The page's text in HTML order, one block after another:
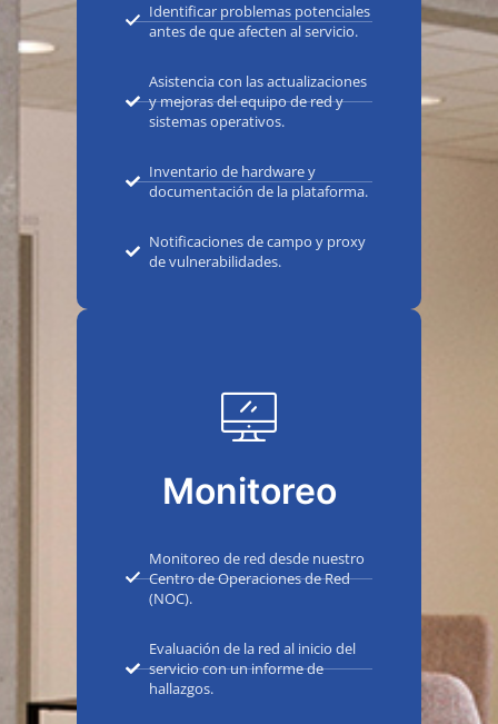
Identificar problemas potenciales
antes de que afecten al servicio.
Asistencia con las actualizaciones
y mejoras del equipo de red y
sistemas operativos.
Inventario de hardware y
documentación de la plataforma.
Notificaciones de campo y proxy
de vulnerabilidades.
Monitoreo
Monitoreo de red desde nuestro
Centro de Operaciones de Red
(NOC).
Evaluación de la red al inicio del
servicio con un informe de
hallazgos.